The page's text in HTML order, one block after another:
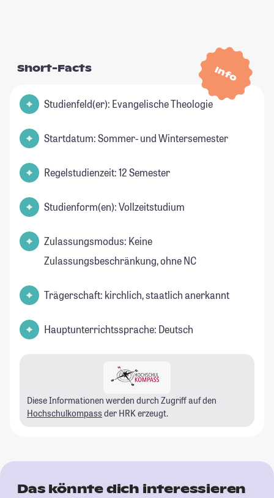
Info
Short-Facts
Studienfeld(er): Evangelische Theologie
Startdatum: Sommer- und Wintersemester
Regelstudienzeit: 12 Semester
Studienform(en): Vollzeitstudium
Zulassungsmodus: Keine
Zulassungsbeschränkung, ohne NC
Trägerschaft: kirchlich, staatlich anerkannt
Hauptunterrichtssprache: Deutsch
Diese Informationen werden durch Zugriff auf den
Hochschulkompass der HRK erzeugt.
Das könnte dich interessieren